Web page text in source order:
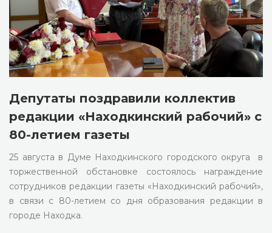
Депутаты поздравили коллектив
редакции «Находкинский рабочий» с
80-летием газеты
25 августа в Думе Находкинского городского округа в
торжественной обстановке состоялось награждение
сотрудников редакции газеты «Находкинский рабочий»,
в связи с 80-летием со дня образования редакции в
городе Находка.